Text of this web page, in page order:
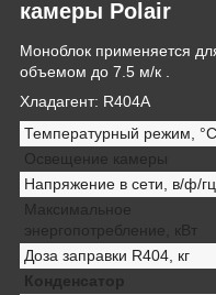
камеры Polair
Моноблок применяется
объемом до 7.5 м/к .
Хладагент: R404A
Температурный режим, °С
Освещение камеры
Напряжение в сети, в/ф/гц
Maксимальное
энергопотребление, кВт
Доза заправки R404, кг
Конденсатор